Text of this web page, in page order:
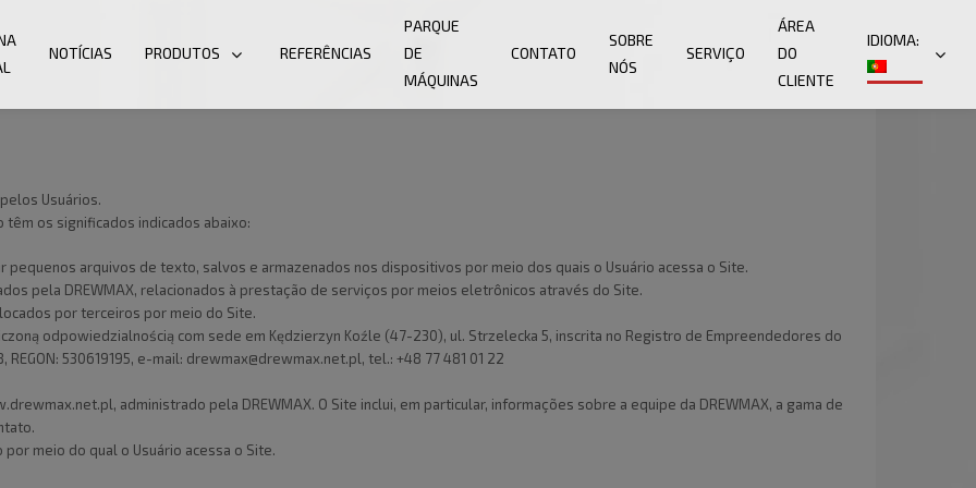
NOTÍCIAS PRODUTOS REFERÊNCIAS
PARQUE
DE
MÁQUINAS
CONTATO
SOBRE
NÓS
SERVIÇO
ÁREA
DO
CLIENTE
IDIOMA:
Usuários.
os significados indicados abaixo:
pequenos arquivos de texto, salvos e armazenados nos dispositivos por meio dos quais o Usuário acessa o Site.
pela DREWMAX, relacionados à prestação de serviços por meios eletrônicos através do Site.
por terceiros por meio do Site.
odpowiedzialnością com sede em Kędzierzyn Koźle (47-230), ul. Strzelecka 5, inscrita no Registro de Empreendedores do
REGON: 530619195, e-mail: drewmax@drewmax.net.pl, tel.: +48 77 481 01 22
administrado pela DREWMAX. O Site inclui, em particular, informações sobre a equipe da DREWMAX, a gama de
meio do qual o Usuário acessa o Site.